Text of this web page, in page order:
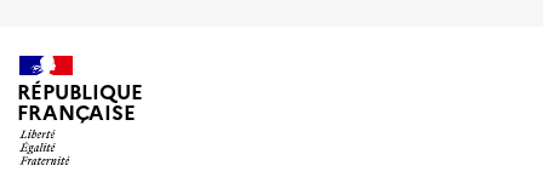
RÉPUBLIQUE
FRANÇAISE